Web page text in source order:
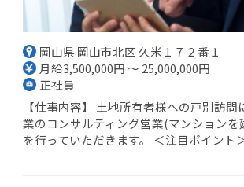
岡山県 岡山市北区 久米１７２番１
月給3,500,000円 ～ 25,000,000円
正社員
【仕事内容】 土地所有者様への戸別訪問
業のコンサルティング営業(マンションを
を行っていただきます。 ＜注目ポイント